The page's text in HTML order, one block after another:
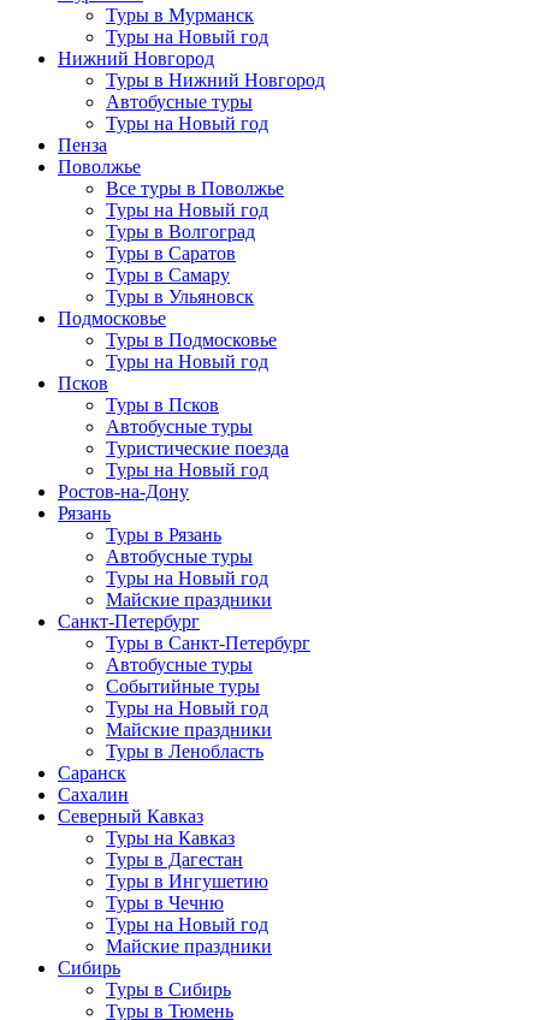
Туры в Мурманск
Туры на Новый год
Нижний Новгород
Туры в Нижний Новгород
Автобусные туры
Туры на Новый год
Пенза
Поволжье
Все туры в Поволжье
Туры на Новый год
Туры в Волгоград
Туры в Саратов
Туры в Самару
Туры в Ульяновск
Подмосковье
Туры в Подмосковье
Туры на Новый год
Псков
Туры в Псков
Автобусные туры
Туристические поезда
Туры на Новый год
Ростов-на-Дону
Рязань
Туры в Рязань
Автобусные туры
Туры на Новый год
Майские праздники
Санкт-Петербург
Туры в Санкт-Петербург
Автобусные туры
Событийные туры
Туры на Новый год
Майские праздники
Туры в Ленобласть
Саранск
Сахалин
Северный Кавказ
Туры на Кавказ
Туры в Дагестан
Туры в Ингушетию
Туры в Чечню
Туры на Новый год
Майские праздники
Сибирь
Туры в Сибирь
Туры в Тюмень